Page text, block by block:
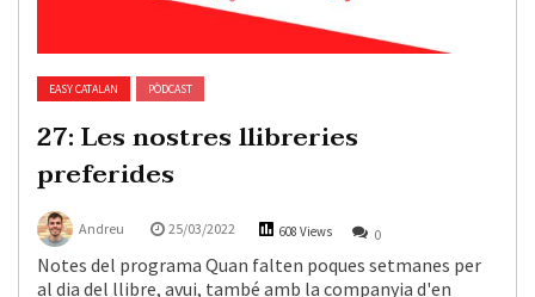
EASY CATALAN PÒDCAST
27: Les nostres llibreries
preferides
Andreu 25/03/2022 608 Views 0
Notes del programa Quan falten poques setmanes per
al dia del llibre, avui, també amb la companyia d'en